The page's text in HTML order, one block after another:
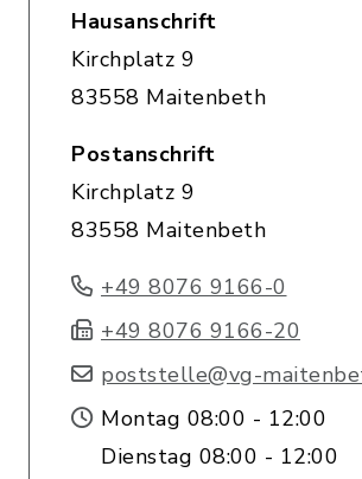
Hausanschrift
Kirchplatz 9
83558 Maitenbeth
Postanschrift
Kirchplatz 9
83558 Maitenbeth
+49 8076 9166-0
+49 8076 9166-20
poststelle@vg-
Montag 08:00 - 12:00
Dienstag 08:00 - 12:00